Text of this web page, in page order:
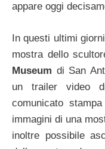
appare oggi
In questi ultimi
mostra dello
Museum di San
un trailer video
comunicato
immagini di una
inoltre possibile